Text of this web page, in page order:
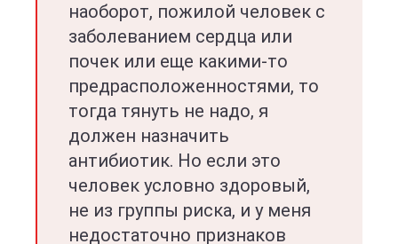
наоборот, пожилой человек с
заболеванием сердца или
почек или еще какими-то
предрасположенностями, то
тогда тянуть не надо, я
должен назначить
антибиотик. Но если это
человек условно здоровый,
не из группы риска, и у меня
недостаточно признаков